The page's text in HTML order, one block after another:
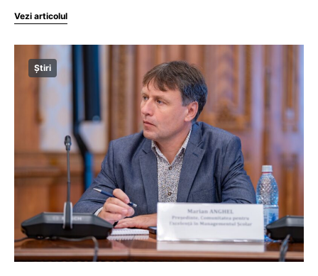
Vezi articolul
Știri